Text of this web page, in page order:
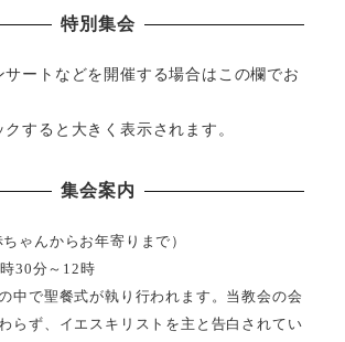
特別集会
サートなどを開催する場合はこの欄でお
すると大きく表示されます。
集会案内
ちゃんからお年寄りまで）
30分～12時
中で聖餐式が執り行われます。当教会の会
らず、イエスキリストを主と告白されてい